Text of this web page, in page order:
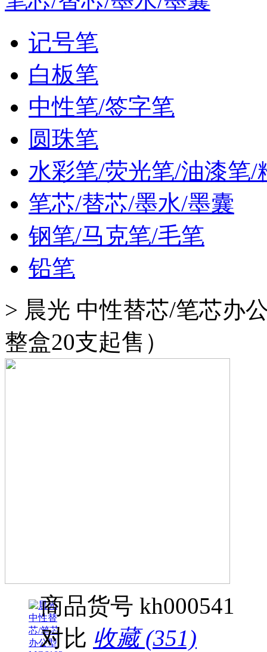
记号笔
白板笔
中性笔/签字笔
圆珠笔
水彩笔/荧光笔/油漆笔/
笔芯/替芯/墨水/墨囊
钢笔/马克笔/毛笔
铅笔
> 晨光 中性替芯/笔芯办
整盒20支起售）
商品货号 kh000541
对比 收藏 (351)